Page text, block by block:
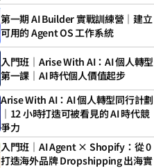
第一期 AI Builder 實戰訓練營｜建立
可用的 Agent OS 工作系統
入門班｜Arise With AI：AI 個人轉型
第一課｜AI 時代個人價值起步
Arise With AI：AI 個人轉型同行計劃
｜12 小時打造可被看見的 AI 時代競
爭力
入門班｜AI Agent × Shopify：從 0
打造海外品牌 Dropshipping 出海實